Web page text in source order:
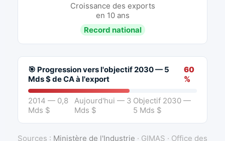
Croissance des exports
en 10 ans
Record national
🎯 Progression vers l'objectif 2030 — 5
Mds $ de CA à l'export
60
%
2014 — 0,8
Mds $
Aujourd'hui — 3
Mds $
Objectif 2030 —
5 Mds $
Sources : Ministère de l'Industrie · GIMAS · Office des